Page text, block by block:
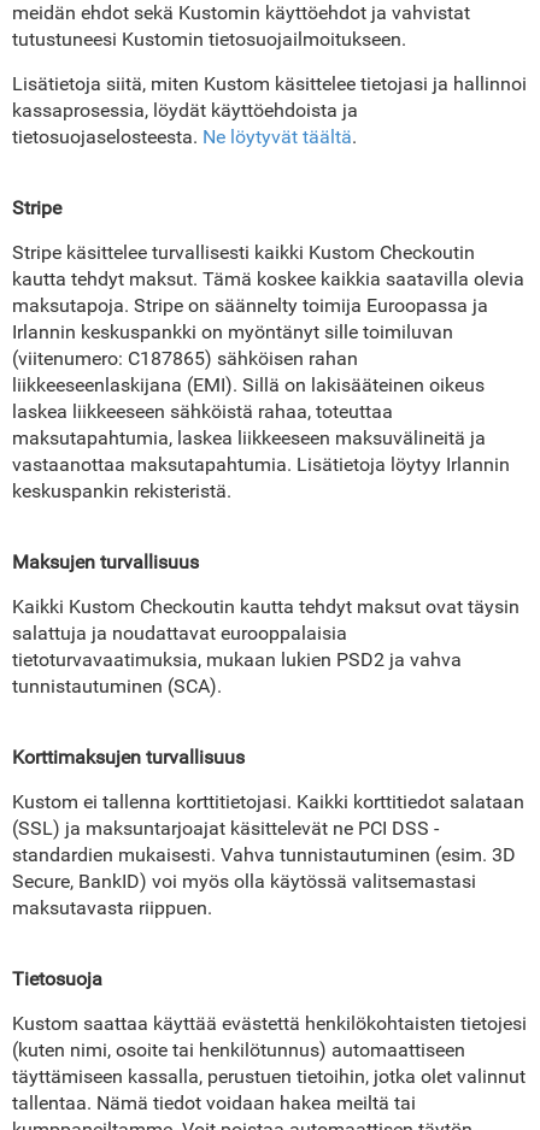
meidän ehdot sekä Kustomin käyttöehdot ja vahvistat
tutustuneesi Kustomin tietosuojailmoitukseen.
Lisätietoja siitä, miten Kustom käsittelee tietojasi ja hallinnoi
kassaprosessia, löydät käyttöehdoista ja
tietosuojaselosteesta. Ne löytyvät täältä.
Stripe
Stripe käsittelee turvallisesti kaikki Kustom Checkoutin
kautta tehdyt maksut. Tämä koskee kaikkia saatavilla olevia
maksutapoja. Stripe on säännelty toimija Euroopassa ja
Irlannin keskuspankki on myöntänyt sille toimiluvan
(viitenumero: C187865) sähköisen rahan
liikkeeseenlaskijana (EMI). Sillä on lakisääteinen oikeus
laskea liikkeeseen sähköistä rahaa, toteuttaa
maksutapahtumia, laskea liikkeeseen maksuvälineitä ja
vastaanottaa maksutapahtumia. Lisätietoja löytyy Irlannin
keskuspankin rekisteristä.
Maksujen turvallisuus
Kaikki Kustom Checkoutin kautta tehdyt maksut ovat täysin
salattuja ja noudattavat eurooppalaisia
tietoturvavaatimuksia, mukaan lukien PSD2 ja vahva
tunnistautuminen (SCA).
Korttimaksujen turvallisuus
Kustom ei tallenna korttitietojasi. Kaikki korttitiedot salataan
(SSL) ja maksuntarjoajat käsittelevät ne PCI DSS -
standardien mukaisesti. Vahva tunnistautuminen (esim. 3D
Secure, BankID) voi myös olla käytössä valitsemastasi
maksutavasta riippuen.
Tietosuoja
Kustom saattaa käyttää evästettä henkilökohtaisten tietojesi
(kuten nimi, osoite tai henkilötunnus) automaattiseen
täyttämiseen kassalla, perustuen tietoihin, jotka olet valinnut
tallentaa. Nämä tiedot voidaan hakea meiltä tai